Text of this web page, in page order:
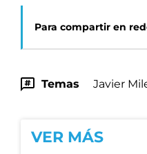
Para compartir en
Temas Javier
VER MÁS